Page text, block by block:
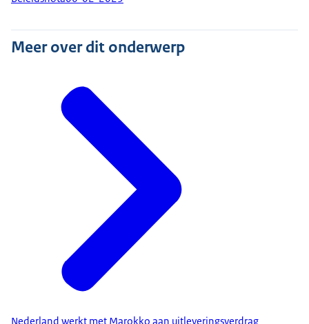
Meer over dit onderwerp
Nederland werkt met Marokko aan uitleveringsverdrag